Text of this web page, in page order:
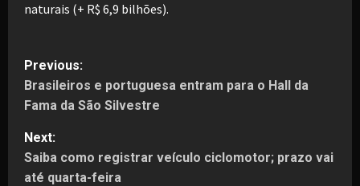
naturais (+ R$ 6,9 bilhões).
P
o
s
t
Previous:
Brasileiros e portuguesa entram para o Hall da
Fama da São Silvestre
Next:
Saiba como registrar veículo ciclomotor; prazo vai
até quarta-feira